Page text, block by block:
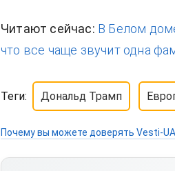
Читают сейчас: В Белом
что все чаще звучит одна
Теги: Дональд Трамп
Почему вы можете доверять Vesti-UA